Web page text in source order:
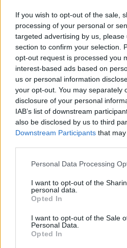
If you wish to opt-out of the sale,
processing of your personal or
targeted advertising by us,
section to confirm your selection.
opt-out request is processed you
interest-based ads based on
us or personal information
your opt-out. You may separately
disclosure of your personal
IAB’s list of downstream
also be disclosed by us to third
Downstream Participants that
Please note that this website/app
not limited to your visit or usage
grant or deny consent to Google
use your data for below specified
consent section.
Personal Data Processing
I want to opt-out of the
personal data.
Opted In
I want to opt-out of the Sale
Personal Data.
Opted In